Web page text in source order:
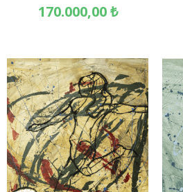
170.000,00₺